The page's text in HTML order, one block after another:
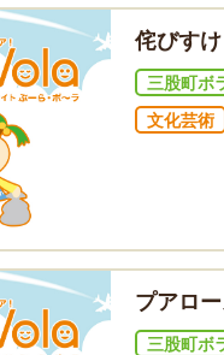
侘びすけ
三股町ボ
文化芸術
プアロ
三股町ボ